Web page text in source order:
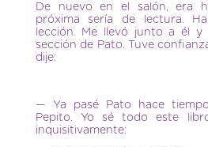
De nuevo en el salón, era
próxima sería de lectura.
lección. Me llevó junto a él
sección de Pato. Tuve
dije:
— Ya pasé Pato hace
Pepito. Yo sé todo este
inquisitivamente: